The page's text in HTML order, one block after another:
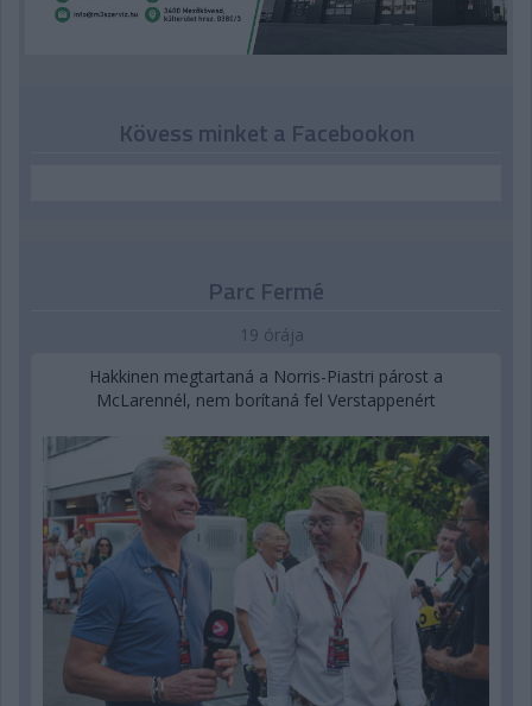
Kövess minket a Facebookon
Parc Fermé
19 órája
Hakkinen megtartaná a Norris-Piastri párost a
McLarennél, nem borítaná fel Verstappenért